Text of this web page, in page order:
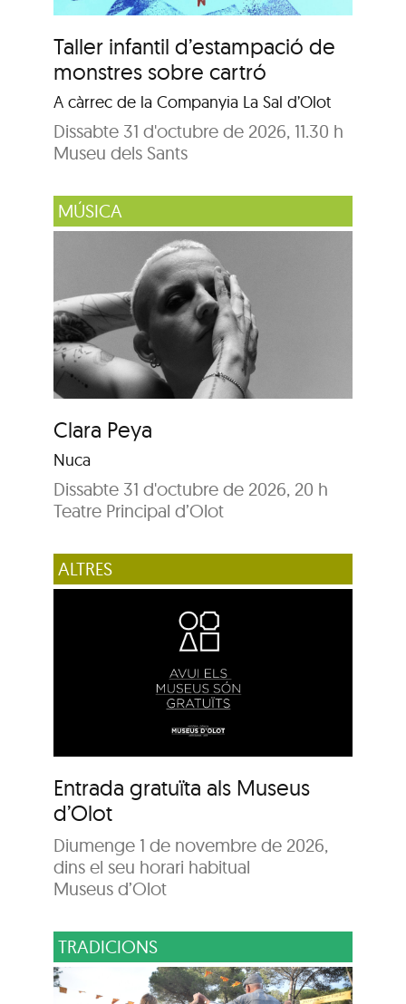
Taller infantil d’estampació de
monstres sobre cartró
A càrrec de la Companyia La Sal d’Olot
Dissabte 31 d'octubre de 2026, 11.30 h
Museu dels Sants
MÚSICA
Clara Peya
Nuca
Dissabte 31 d'octubre de 2026, 20 h
Teatre Principal d’Olot
ALTRES
Entrada gratuïta als Museus
d’Olot
Diumenge 1 de novembre de 2026,
dins el seu horari habitual
Museus d’Olot
TRADICIONS